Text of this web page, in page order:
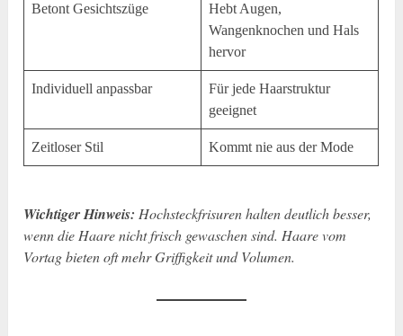
Betont Gesichtszüge
Hebt Augen,
Wangenknochen und Hals
hervor
Individuell anpassbar
Für jede Haarstruktur
geeignet
Zeitloser Stil Kommt nie aus der Mode
Wichtiger Hinweis: Hochsteckfrisuren halten deutlich besser,
wenn die Haare nicht frisch gewaschen sind. Haare vom
Vortag bieten oft mehr Griffigkeit und Volumen.